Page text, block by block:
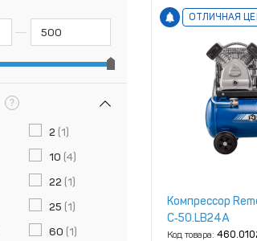
?
2 (1)
10 (4)
22 (1)
25 (1)
60 (1)
ОТЛИЧНАЯ
Компрессор
С‑50.LB24А
Код товара: